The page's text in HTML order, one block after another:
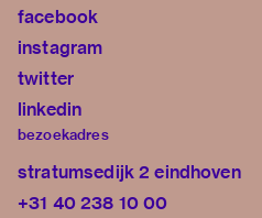
facebook
instagram
twitter
linkedin
bezoekadres
stratumsedijk 2 eindhoven
+31 40 238 10 00